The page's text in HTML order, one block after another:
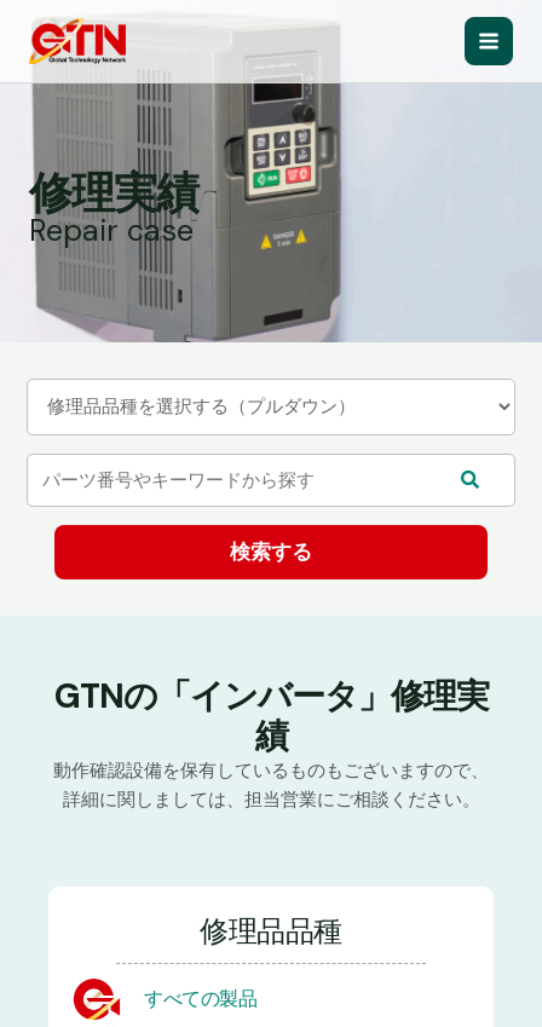
Main
修理実績
Repair case
GTNの「インバータ」修理実
績
動作確認設備を保有しているものもございますので、
詳細に関しましては、担当営業にご相談ください。
修理品品種
すべての製品